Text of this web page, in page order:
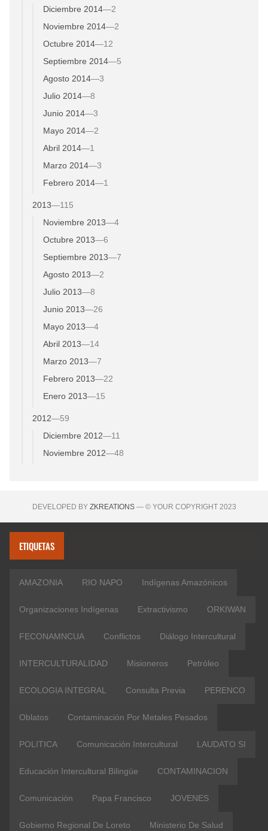
Diciembre 2014—2
Noviembre 2014—2
Octubre 2014—12
Septiembre 2014—5
Agosto 2014—3
Julio 2014—8
Junio 2014—3
Mayo 2014—2
Abril 2014—1
Marzo 2014—3
Febrero 2014—1
2013—115
Noviembre 2013—4
Octubre 2013—6
Septiembre 2013—7
Agosto 2013—2
Julio 2013—8
Junio 2013—26
Mayo 2013—4
Abril 2013—14
Marzo 2013—7
Febrero 2013—22
Enero 2013—15
2012—59
Diciembre 2012—11
Noviembre 2012—48
DEVELOPED BY ZKREATIONS— © YOUR COPYRIGHT 2023
ETIQUETAS
AMAZONIA RIO NAPO Indígenas Amazónicos
Organizaciones Indígenas Extractivismo ORKIWAN
FECONAMNCUA Conflictos Diálogo Intercultural
INTERCULTURALIDAD Misioneros Petróleo
ECOLOGIA INTEGRAL Consulta Previa PERENCO
Oblatos Contaminación Por Metales Pesados
POLITICA Comunicación Intercultural LAUDATO SI
Educación Intercultural Bilingüe CONTAMINACION
Comunicación Papa Francisco JOVENES
Gobierno Regional De Loreto Ministerio De Salud